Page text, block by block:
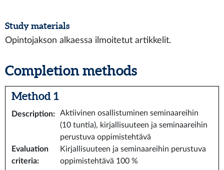
Study materials
Opintojakson alkaessa ilmoitetut artikkelit.
Completion methods
Method 1
Description:
Aktiivinen osallistuminen seminaareihin
(10 tuntia), kirjallisuuteen ja seminaareihin
perustuva oppimistehtävä
Evaluation
criteria:
Kirjallisuuteen ja seminaareihin perustuva
oppimistehtävä 100 %